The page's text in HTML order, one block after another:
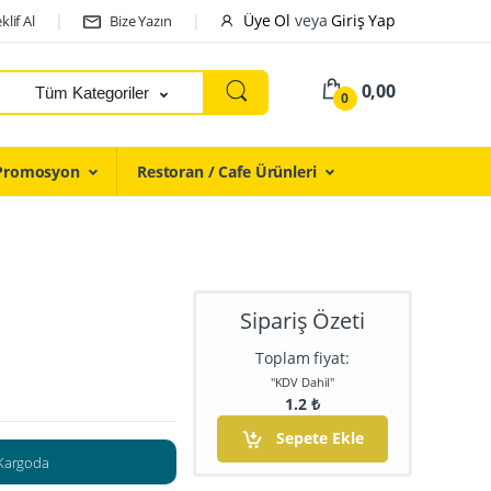
Al Bize Yazın Üye Ol veya Giriş Yap
Tüm Kategoriler 0 0,00
Restoran / Cafe Ürünleri
Sipariş Özeti
Toplam fiyat:
"KDV Dahil"
1.2 ₺
Sepete Ekle